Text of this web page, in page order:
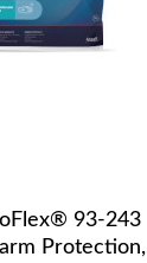
93-243
Protection,